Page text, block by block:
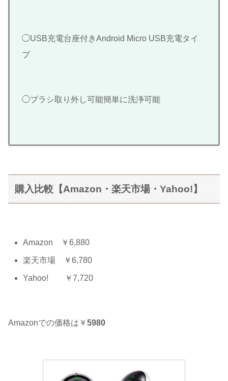
◯USB充電台座付きAndroid Micro USB充電タイ
プ
◯ブラシ取り外し可能簡単に洗浄可能
購入比較【Amazon・楽天市場・Yahoo!】
Amazon ￥6,880
楽天市場 ￥6,780
Yahoo! ￥7,720
Amazonでの価格は￥5980